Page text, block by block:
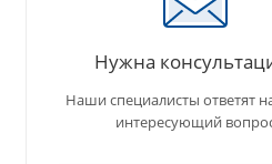
Нужна
Наши специалисты ответят
интересующий